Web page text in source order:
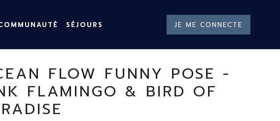
SÉJOURS JE ME CONNECTE
FLOW FUNNY POSE -
FLAMINGO & BIRD OF